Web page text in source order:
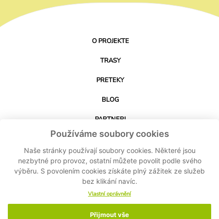
Používáme soubory cookies
Naše stránky používají soubory cookies. Některé jsou
nezbytné pro provoz, ostatní můžete povolit podle svého
výběru. S povolením cookies získáte plný zážitek ze služeb
bez klikání navíc.
Vlastní oprávnění
Přijmout vše
O PROJEKTE
TRASY
PRETEKY
BLOG
PARTNERI
KONTAKT
STIAHNUŤ APLIKÁCIU